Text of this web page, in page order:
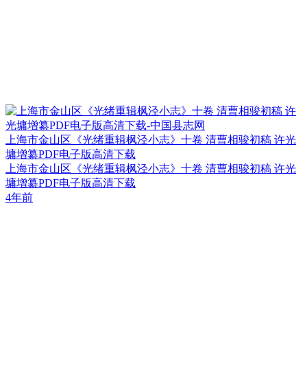
上海市金山区《光绪重辑枫泾小志》十卷 清曹相骏初稿 许光
墉增纂PDF电子版高清下载
上海市金山区《光绪重辑枫泾小志》十卷 清曹相骏初稿 许光
墉增纂PDF电子版高清下载
4年前